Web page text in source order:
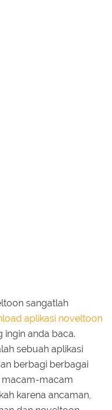
sangatlah
aplikasi noveltoon
ingin anda baca.
sebuah aplikasi
berbagi berbagai
macam-macam
karena ancaman,